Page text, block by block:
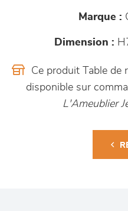
Marque :
Dimension :
Ce produit Table de
disponible sur
L'Ameublier